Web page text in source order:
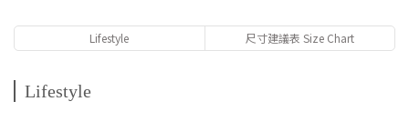
Lifestyle 尺寸建議表 Size Chart
Lifestyle